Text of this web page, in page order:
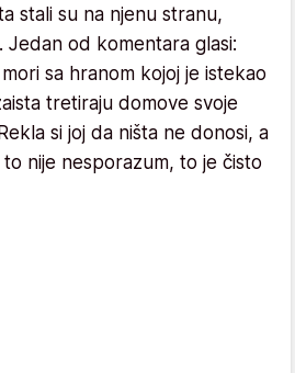
stali su na njenu stranu,
Jedan od komentara glasi:
sa hranom kojoj je istekao
tretiraju domove svoje
si joj da ništa ne donosi, a
nije nesporazum, to je čisto